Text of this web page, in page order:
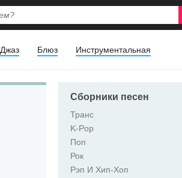
Джаз Блюз Инструментальная
Сборники песен
Транс
K-Pop
Поп
Рок
Рэп И Хип-Хоп